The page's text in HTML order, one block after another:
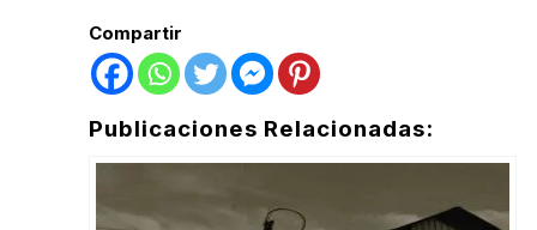
Compartir
Publicaciones Relacionadas: